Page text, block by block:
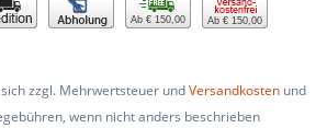
Ab € 150,00 Ab € 150,00
zzgl. Mehrwertsteuer undVersandkostenund
wenn nicht anders beschrieben